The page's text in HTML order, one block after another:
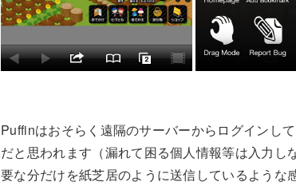
Puffinはおそらく遠隔のサーバーからログインし
だと思われます（漏れて困る個人情報等は入力
要な分だけを紙芝居のように送信しているような